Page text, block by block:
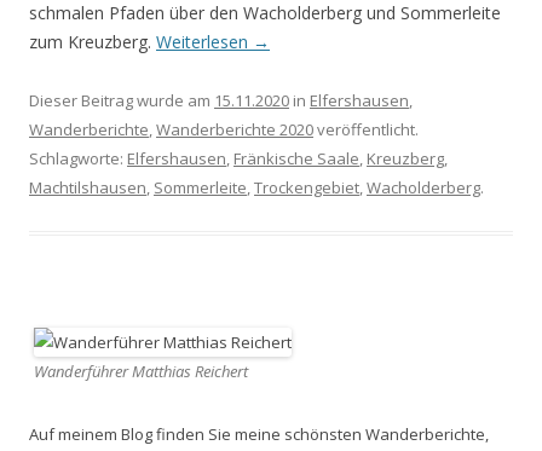
schmalen Pfaden über den Wacholderberg und Sommerleite
zum Kreuzberg. Weiterlesen →
Dieser Beitrag wurde am 15.11.2020 in Elfershausen,
Wanderberichte,Wanderberichte 2020veröffentlicht.
Schlagworte: Elfershausen, Fränkische Saale, Kreuzberg,
Machtilshausen, Sommerleite,Trockengebiet,Wacholderberg.
Wanderführer Matthias Reichert
Auf meinem Blog finden Sie meine schönsten Wanderberichte,